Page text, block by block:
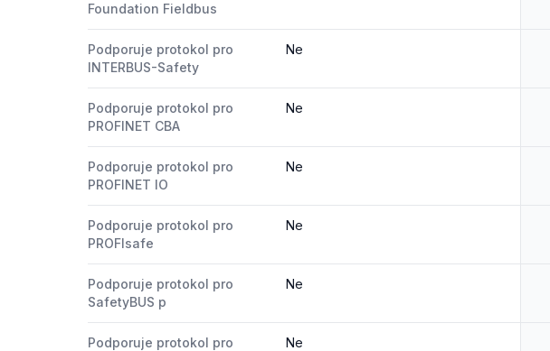
Foundation Fieldbus
Podporuje protokol pro
INTERBUS-Safety
Ne
Podporuje protokol pro
PROFINET CBA
Ne
Podporuje protokol pro
PROFINET IO
Ne
Podporuje protokol pro
PROFIsafe
Ne
Podporuje protokol pro
SafetyBUS p
Ne
Podporuje protokol pro
Ne